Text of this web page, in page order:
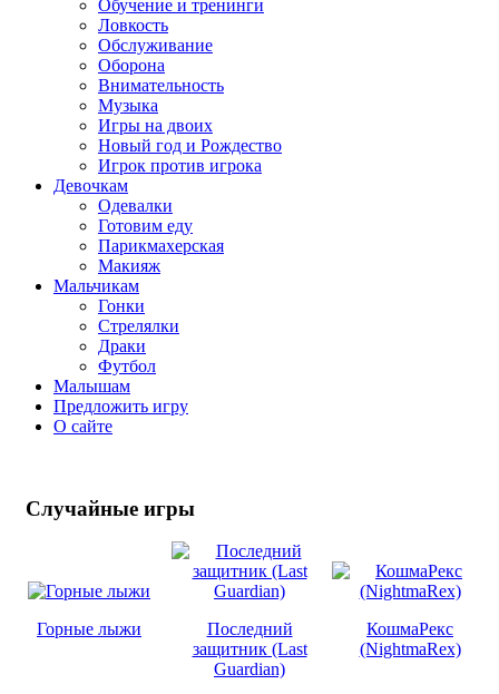
Обучение и тренинги
Ловкость
Обслуживание
Оборона
Внимательность
Музыка
Игры на двоих
Новый год и Рождество
Игрок против игрока
Девочкам
Одевалки
Готовим еду
Парикмахерская
Макияж
Мальчикам
Гонки
Стрелялки
Драки
Футбол
Малышам
Предложить игру
О сайте
Случайные игры
Горные лыжи
Последний
защитник (Last
Guardian)
КошмаРекс
(NightmaRex)